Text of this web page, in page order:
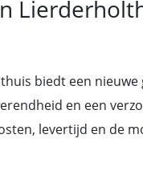
biedt een
en een
levertijd en de